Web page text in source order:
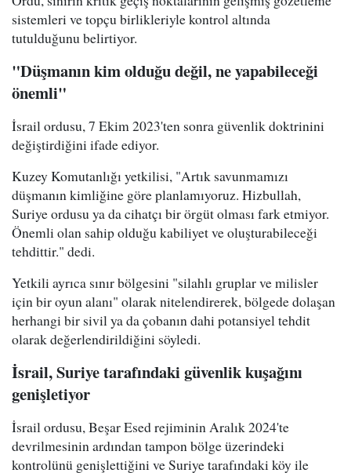
sistemleri ve topçu birlikleriyle kontrol altında
tutulduğunu belirtiyor.
"Düşmanın kim olduğu değil, ne yapabileceği
önemli"
İsrail ordusu, 7 Ekim 2023'ten sonra güvenlik doktrinini
değiştirdiğini ifade ediyor.
Kuzey Komutanlığı yetkilisi, "Artık savunmamızı
düşmanın kimliğine göre planlamıyoruz. Hizbullah,
Suriye ordusu ya da cihatçı bir örgüt olması fark etmiyor.
Önemli olan sahip olduğu kabiliyet ve oluşturabileceği
tehdittir." dedi.
Yetkili ayrıca sınır bölgesini "silahlı gruplar ve milisler
için bir oyun alanı" olarak nitelendirerek, bölgede dolaşan
herhangi bir sivil ya da çobanın dahi potansiyel tehdit
olarak değerlendirildiğini söyledi.
İsrail, Suriye tarafındaki güvenlik kuşağını
genişletiyor
İsrail ordusu, Beşar Esed rejiminin Aralık 2024'te
devrilmesinin ardından tampon bölge üzerindeki
kontrolünü genişlettiğini ve Suriye tarafındaki köy ile